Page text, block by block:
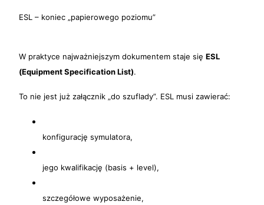
ESL – koniec „papierowego poziomu”
W praktyce najważniejszym dokumentem staje się ESL
(Equipment Specification List).
To nie jest już załącznik „do szuflady”. ESL musi zawierać:
konfigurację symulatora,
jego kwalifikację (basis + level),
szczegółowe wyposażenie,